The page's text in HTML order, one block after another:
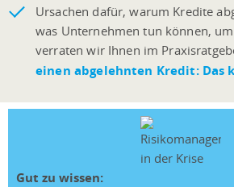
Ursachen dafür, warum Kredite
was Unternehmen tun können,
verraten wir Ihnen im
einen abgelehnten Kredit: Das
Gut zu wissen: